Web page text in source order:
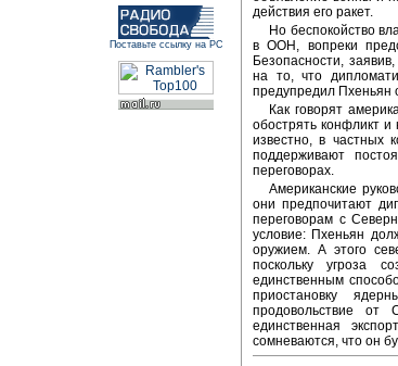
Поставьте ссылку на РС
действия его ракет.
Но беспокойство
в ООН, вопреки
Безопасности,
на то, что
предупредил Пхеньян
Как говорят
обострять конфликт и
известно, в частных
поддерживают
переговорах.
Американские
они предпочитают
переговорам с
условие: Пхеньян
оружием. А этого
поскольку угроза
единственным
приостановку
продовольствие
единственная
сомневаются, что он